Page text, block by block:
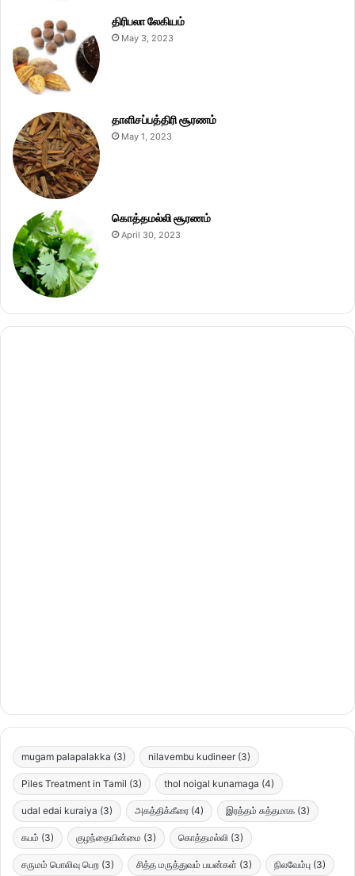
திரிபலா லேகியம்
May 3, 2023
தாளிசப்பத்திரி சூரணம்
May 1, 2023
கொத்தமல்லி சூரணம்
April 30, 2023
mugam palapalakka (3) nilavembu kudineer (3)
Piles Treatment in Tamil (3) thol noigal kunamaga (4)
udal edai kuraiya (3) அகத்திக்கீரை (4) இரத்தம் சுத்தமாக (3)
கபம் (3) குழந்தையின்மை (3) கொத்தமல்லி (3)
சருமம் பொலிவு பெற (3) சித்த மருத்துவம் பயன்கள் (3) நிலவேம்பு (3)